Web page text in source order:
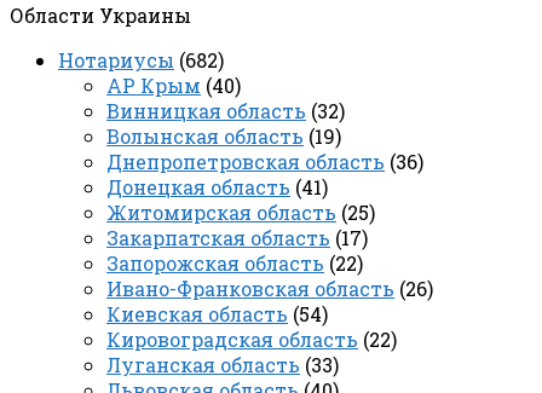
Области Украины
Нотариусы (682)
АР Крым (40)
Винницкая область (32)
Волынская область (19)
Днепропетровская область (36)
Донецкая область (41)
Житомирская область (25)
Закарпатская область (17)
Запорожская область (22)
Ивано-Франковская область (26)
Киевская область (54)
Кировоградская область (22)
Луганская область (33)